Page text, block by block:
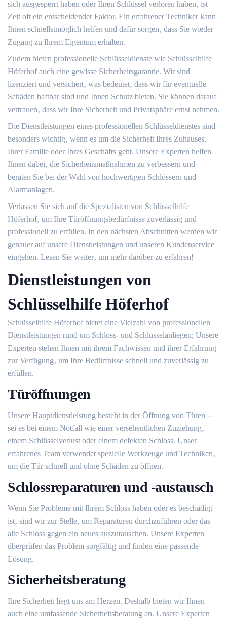
sich ausgesperrt haben oder Ihren Schlüssel verloren haben‚ ist
Zeit oft ein entscheidender Faktor.​ Ein erfahrener Techniker kann
Ihnen schnellstmöglich helfen und dafür sorgen‚ dass Sie wieder
Zugang zu Ihrem Eigentum erhalten.​
Zudem bieten professionelle Schlüsseldienste wie Schlüsselhilfe
Höferhof auch eine gewisse Sicherheitsgarantie.​ Wir sind
lizenziert und versichert‚ was bedeutet‚ dass wir für eventuelle
Schäden haftbar sind und Ihnen Schutz bieten.​ Sie können darauf
vertrauen‚ dass wir Ihre Sicherheit und Privatsphäre ernst nehmen.
Die Dienstleistungen eines professionellen Schlüsseldienstes sind
besonders wichtig‚ wenn es um die Sicherheit Ihres Zuhauses‚
Ihrer Familie oder Ihres Geschäfts geht.​ Unsere Experten helfen
Ihnen dabei‚ die Sicherheitsmaßnahmen zu verbessern und
beraten Sie bei der Wahl von hochwertigen Schlössern und
Alarmanlagen.
Verlassen Sie sich auf die Spezialisten von Schlüsselhilfe
Höferhof‚ um Ihre Türöffnungsbedürfnisse zuverlässig und
professionell zu erfüllen.​ In den nächsten Abschnitten werden wir
genauer auf unsere Dienstleistungen und unseren Kundenservice
eingehen.​ Lesen Sie weiter‚ um mehr darüber zu erfahren!
Dienstleistungen von
Schlüsselhilfe Höferhof
Schlüsselhilfe Höferhof bietet eine Vielzahl von professionellen
Dienstleistungen rund um Schloss- und Schlüsselanliegen; Unsere
Experten stehen Ihnen mit ihrem Fachwissen und ihrer Erfahrung
zur Verfügung‚ um Ihre Bedürfnisse schnell und zuverlässig zu
erfüllen.
Türöffnungen
Unsere Hauptdienstleistung besteht in der Öffnung von Türen ─
sei es bei einem Notfall wie einer versehentlichen Zuziehung‚
einem Schlüsselverlust oder einem defekten Schloss. Unser
erfahrenes Team verwendet spezielle Werkzeuge und Techniken‚
um die Tür schnell und ohne Schäden zu öffnen.​
Schlossreparaturen und -austausch
Wenn Sie Probleme mit Ihrem Schloss haben oder es beschädigt
ist‚ sind wir zur Stelle‚ um Reparaturen durchzuführen oder das
alte Schloss gegen ein neues auszutauschen.​ Unsere Experten
überprüfen das Problem sorgfältig und finden eine passende
Lösung.​
Sicherheitsberatung
Ihre Sicherheit liegt uns am Herzen.​ Deshalb bieten wir Ihnen
auch eine umfassende Sicherheitsberatung an.​ Unsere Experten